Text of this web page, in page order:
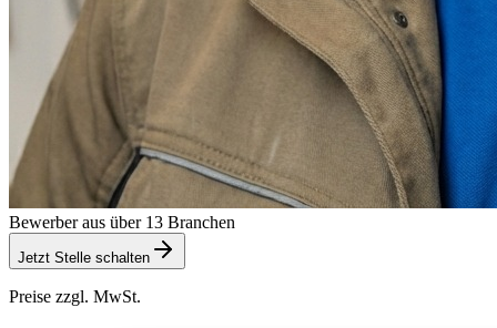
Bewerber aus über 13 Branchen
Jetzt Stelle schalten
Preise zzgl. MwSt.